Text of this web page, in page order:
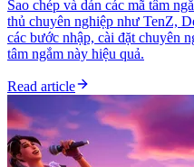
Sao chép và dán các mã tâm
thủ chuyên nghiệp như TenZ,
các bước nhập, cài đặt chuyên
tâm ngắm này hiệu quả.
Read article